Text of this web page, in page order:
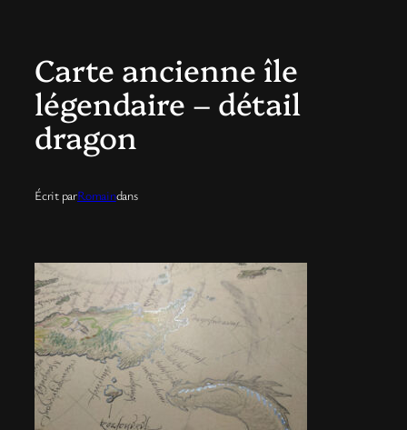
Carte ancienne île
légendaire – détail
dragon
Écrit parRomaindans